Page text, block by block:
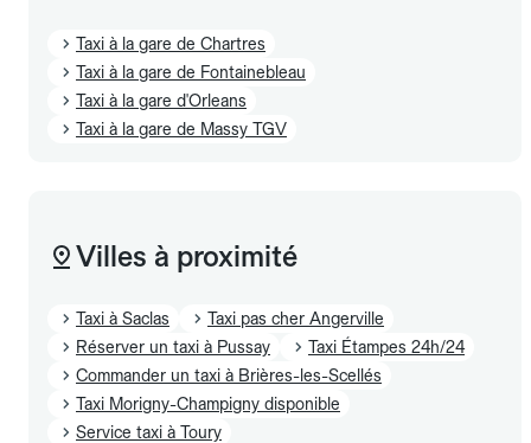
Taxi à la gare de Chartres
Taxi à la gare de Fontainebleau
Taxi à la gare d'Orleans
Taxi à la gare de Massy TGV
Villes à proximité
Taxi à Saclas
Taxi pas cher Angerville
Réserver un taxi à Pussay
Taxi Étampes 24h/24
Commander un taxi à Brières-les-Scellés
Taxi Morigny-Champigny disponible
Service taxi à Toury